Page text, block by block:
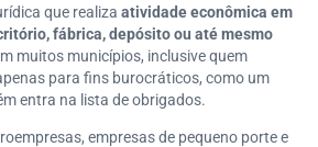
que realiza atividade econômica em
fábrica, depósito ou até mesmo
muitos municípios, inclusive quem
para fins burocráticos, como um
entra na lista de obrigados.
empresas de pequeno porte e